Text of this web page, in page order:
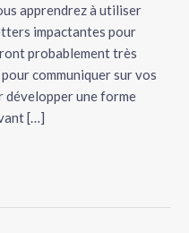
apprendrez à utiliser
impactantes pour
probablement très
communiquer sur vos
développer une forme
[…]